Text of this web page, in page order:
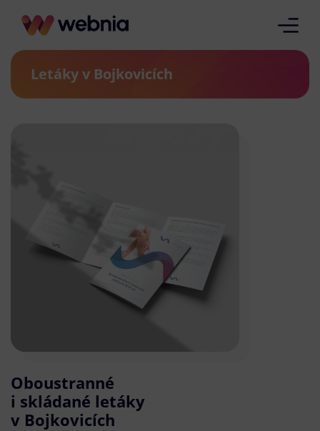
Letáky v Bojkovicích
Oboustranné
i skládané letáky
v Bojkovicích